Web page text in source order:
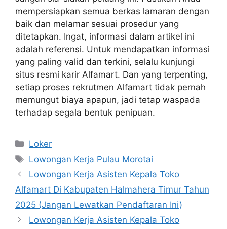
mempersiapkan semua berkas lamaran dengan
baik dan melamar sesuai prosedur yang
ditetapkan. Ingat, informasi dalam artikel ini
adalah referensi. Untuk mendapatkan informasi
yang paling valid dan terkini, selalu kunjungi
situs resmi karir Alfamart. Dan yang terpenting,
setiap proses rekrutmen Alfamart tidak pernah
memungut biaya apapun, jadi tetap waspada
terhadap segala bentuk penipuan.
Kategori
Loker
Tag
Lowongan Kerja Pulau Morotai
Lowongan Kerja Asisten Kepala Toko
Alfamart Di Kabupaten Halmahera Timur Tahun
2025 (Jangan Lewatkan Pendaftaran Ini)
Lowongan Kerja Asisten Kepala Toko